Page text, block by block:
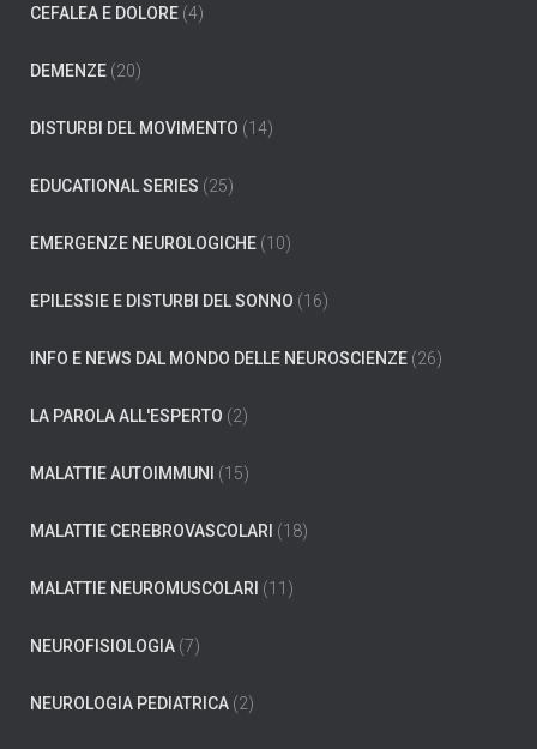
CEFALEA E DOLORE (4)
DEMENZE (20)
DISTURBI DEL MOVIMENTO (14)
EDUCATIONAL SERIES (25)
EMERGENZE NEUROLOGICHE (10)
EPILESSIE E DISTURBI DEL SONNO (16)
INFO E NEWS DAL MONDO DELLE NEUROSCIENZE (26)
LA PAROLA ALL'ESPERTO (2)
MALATTIE AUTOIMMUNI (15)
MALATTIE CEREBROVASCOLARI (18)
MALATTIE NEUROMUSCOLARI (11)
NEUROFISIOLOGIA (7)
NEUROLOGIA PEDIATRICA (2)